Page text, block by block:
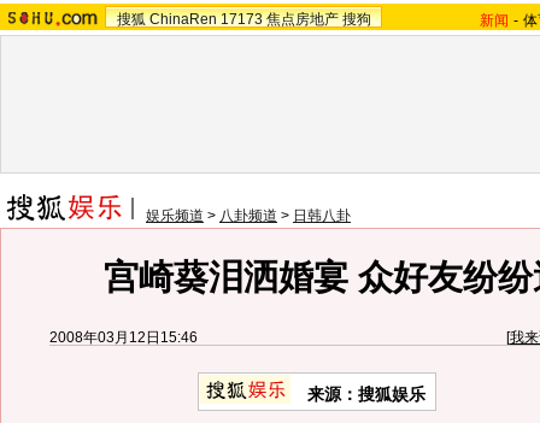
搜狐 ChinaRen 17173 焦点房地产 搜狗 新闻 -
娱乐频道 > 八卦频道 > 日韩八卦
宫崎葵泪洒婚宴 众好友纷
2008年03月12日15:46 [我
来源：搜狐娱乐